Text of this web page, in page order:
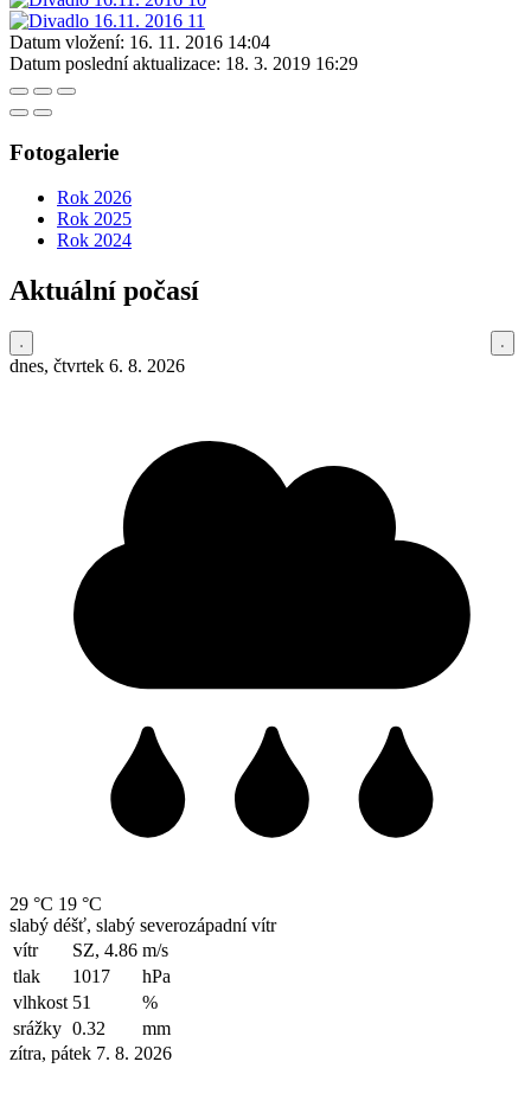
Datum vložení: 16. 11. 2016 14:04
Datum poslední aktualizace: 18. 3. 2019 16:29
Fotogalerie
Rok 2026
Rok 2025
Rok 2024
Aktuální počasí
dnes, čtvrtek 6. 8. 2026
29 °C 19 °C
slabý déšť, slabý severozápadní vítr
vítr
SZ, 4.86 m/s
tlak
1017
hPa
vlhkost 51
%
srážky 0.32
mm
zítra, pátek 7. 8. 2026